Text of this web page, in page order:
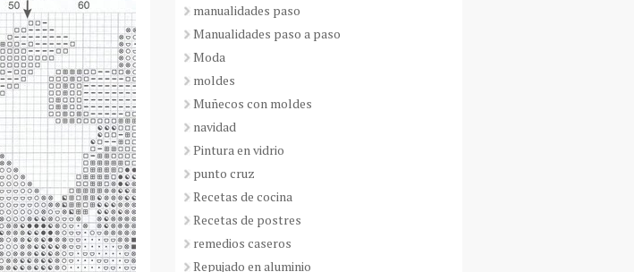
manualidades paso
Manualidades paso a paso
Moda
moldes
Muñecos con moldes
navidad
Pintura en vidrio
punto cruz
Recetas de cocina
Recetas de postres
remedios caseros
Repujado en aluminio